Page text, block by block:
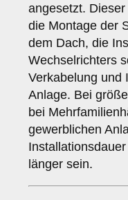
angesetzt.
die Montage der
dem Dach, die
Wechselrichters
Verkabelung und
Anlage. Bei
bei
gewerblichen
länger sein.